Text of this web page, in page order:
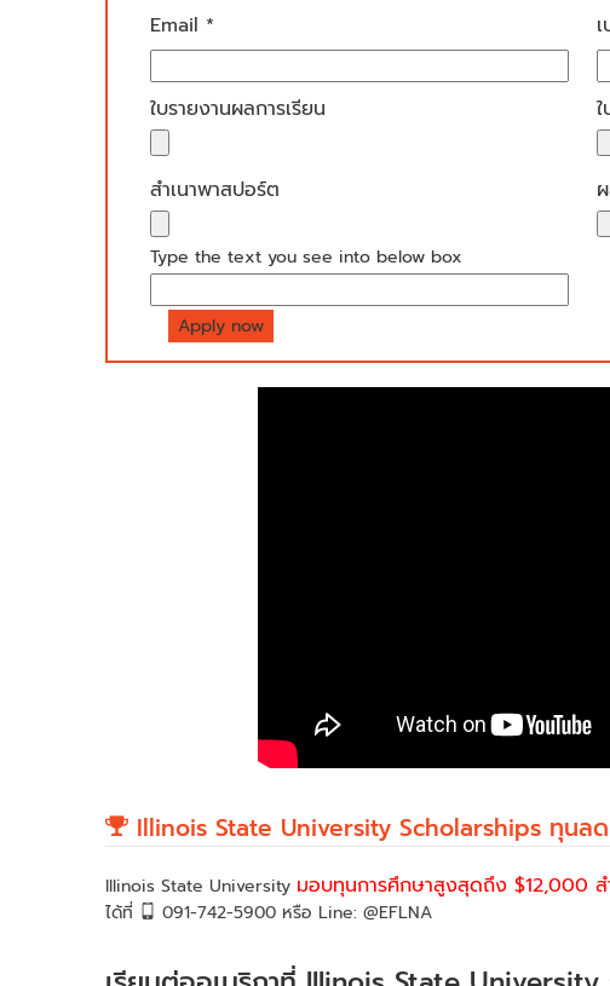
Email *
ใบรายงานผลการเรียน
สำเนาพาสปอร์ต
Type the text you see into below box
Illinois State University Scholarships ทุนล
Illinois State University มอบทุนการศึกษาสูงสุดถึง $12,000 ส
ได้ที่
091-742-5900 หรือ Line: @EFLNA